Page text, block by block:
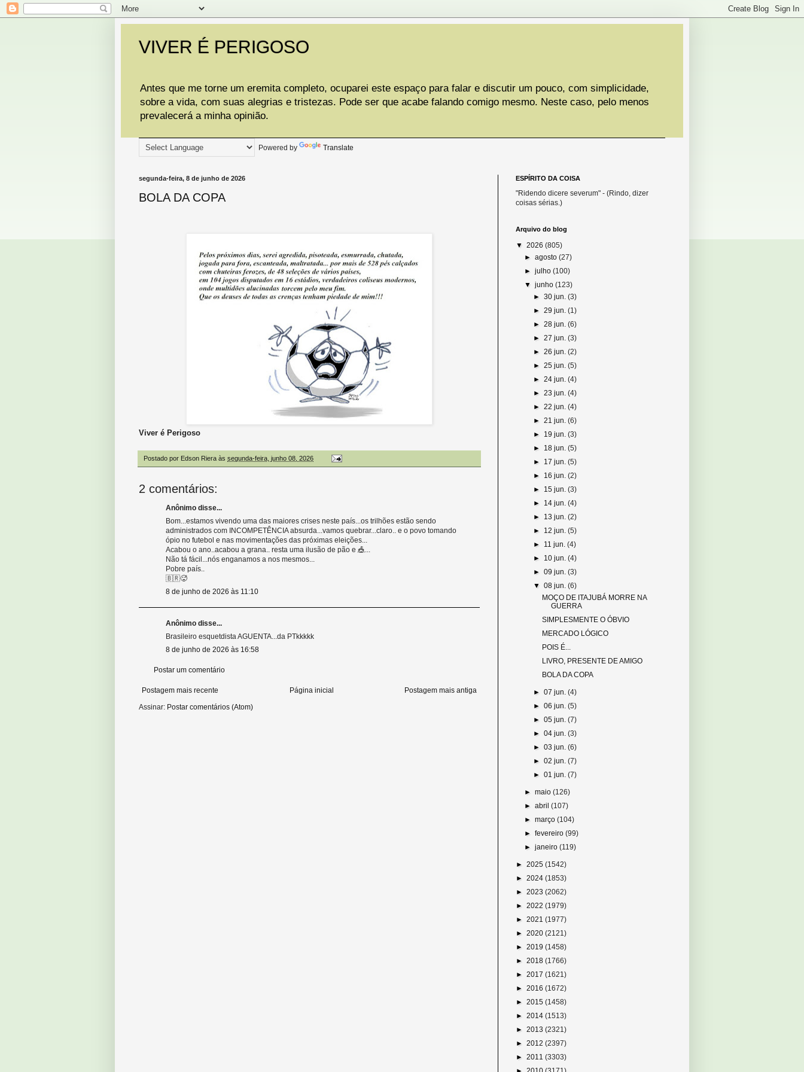
VIVER É PERIGOSO
Antes que me torne um eremita completo, ocuparei este espaço para falar e discutir um pouco, com simplicidade,
sobre a vida, com suas alegrias e tristezas. Pode ser que acabe falando comigo mesmo. Neste caso, pelo menos
prevalecerá a minha opinião.
Powered by Translate
segunda-feira, 8 de junho de 2026
BOLA DA COPA
Viver é Perigoso
Postado por Edson Riera às segunda-feira, junho 08, 2026
2 comentários:
Anônimo disse...
Bom...estamos vivendo uma das maiores crises neste país...os trilhões estão sendo
administrados com INCOMPETÊNCIA absurda...vamos quebrar...claro.. e o povo tomando
ópio no futebol e nas movimentações das próximas eleições...
Acabou o ano..acabou a grana.. resta uma ilusão de pão e 🎪...
Não tá fácil...nós enganamos a nos mesmos...
Pobre país..
🇧🇷🥵
8 de junho de 2026 às 11:10
Anônimo disse...
Brasileiro esquetdista AGUENTA...da PTkkkkk
8 de junho de 2026 às 16:58
Postar um comentário
Postagem mais recente Postagem mais antiga
Página inicial
Assinar: Postar comentários (Atom)
ESPÍRITO DA COISA
"Ridendo dicere severum" - (Rindo, dizer
coisas sérias.)
Arquivo do blog
▼ 2026 (805)
►agosto(27)
►julho(100)
▼junho(123)
► 30 jun. (3)
► 29 jun. (1)
► 28 jun. (6)
► 27 jun. (3)
► 26 jun. (2)
► 25 jun. (5)
► 24 jun. (4)
► 23 jun. (4)
► 22 jun. (4)
► 21 jun. (6)
► 19 jun. (3)
► 18 jun. (5)
► 17 jun. (5)
► 16 jun. (2)
► 15 jun. (3)
► 14 jun. (4)
► 13 jun. (2)
► 12 jun. (5)
► 11 jun. (4)
► 10 jun. (4)
► 09 jun. (3)
▼ 08 jun. (6)
MOÇO DE ITAJUBÁ MORRE NA
GUERRA
SIMPLESMENTE O ÓBVIO
MERCADO LÓGICO
POIS É...
LIVRO, PRESENTE DE AMIGO
BOLA DA COPA
► 07 jun. (4)
► 06 jun. (5)
► 05 jun. (7)
► 04 jun. (3)
► 03 jun. (6)
► 02 jun. (7)
► 01 jun. (7)
►maio(126)
►abril(107)
►março(104)
►fevereiro(99)
►janeiro(119)
► 2025 (1542)
► 2024 (1853)
► 2023 (2062)
► 2022 (1979)
► 2021 (1977)
► 2020 (2121)
► 2019 (1458)
► 2018 (1766)
► 2017 (1621)
► 2016 (1672)
► 2015 (1458)
► 2014 (1513)
► 2013 (2321)
► 2012 (2397)
► 2011 (3303)